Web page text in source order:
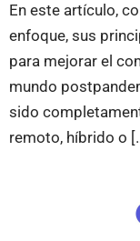
En este artículo,
enfoque, sus
para mejorar el
mundo
sido
remoto, híbrido o